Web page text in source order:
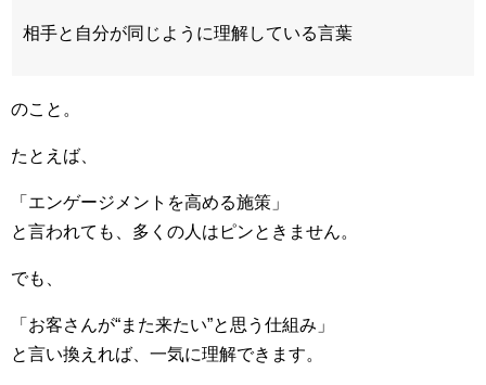
相手と自分が同じように理解している言葉
のこと。
たとえば、
「エンゲージメントを高める施策」
と言われても、多くの人はピンときません。
でも、
「お客さんが“また来たい”と思う仕組み」
と言い換えれば、一気に理解できます。